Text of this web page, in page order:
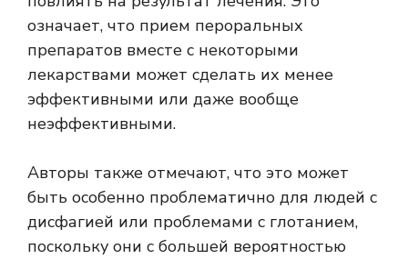
означает, что прием пероральных
препаратов вместе с некоторыми
лекарствами может сделать их менее
эффективными или даже вообще
неэффективными.
Авторы также отмечают, что это может
быть особенно проблематично для людей с
дисфагией или проблемами с глотанием,
поскольку они с большей вероятностью